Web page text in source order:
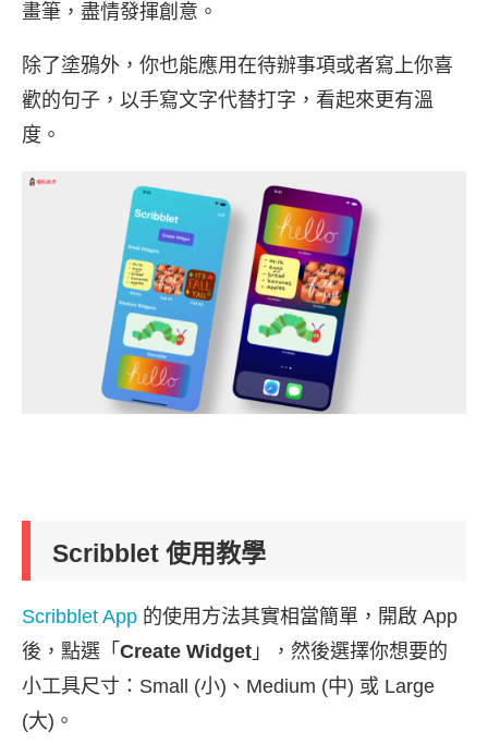
畫筆，盡情發揮創意。
除了塗鴉外，你也能應用在待辦事項或者寫上你喜
歡的句子，以手寫文字代替打字，看起來更有溫
度。
Scribblet 使用教學
Scribblet App 的使用方法其實相當簡單，開啟 App
後，點選「 Create Widget 」，然後選擇你想要的
小工具尺寸：Small (小)、Medium (中) 或 Large
(大)。